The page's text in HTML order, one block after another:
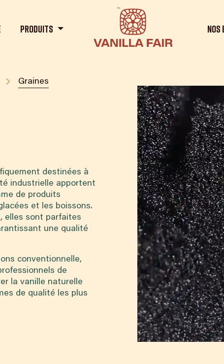
Produits Nos
Graines
destinées à
industrielle apportent
de produits
et les boissons.
elles sont parfaites
une qualité
conventionnelle,
de
la vanille naturelle
de qualité les plus